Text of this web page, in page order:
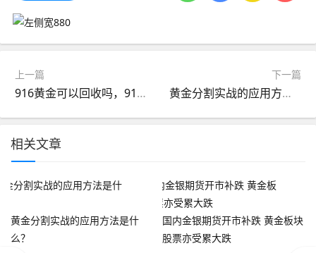
上一篇
916黄金可以回收吗，916黄金回收价格多少钱一克
下一篇
黄金分割实战的应用方法是什么？
相关文章
黄金分割实战的应用方法是什
么？
国内金银期货开市补跌 黄金板块
股票亦受累大跌